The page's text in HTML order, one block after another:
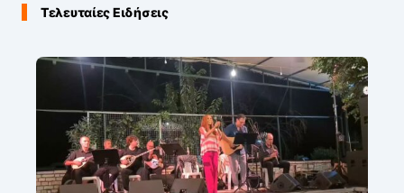
Τελευταίες Ειδήσεις